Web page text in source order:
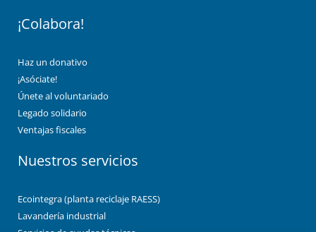
¡Colabora!
Haz un donativo
¡Asóciate!
Únete al voluntariado
Legado solidario
Ventajas fiscales
Nuestros servicios
Ecointegra (planta reciclaje RAESS)
Lavandería industrial